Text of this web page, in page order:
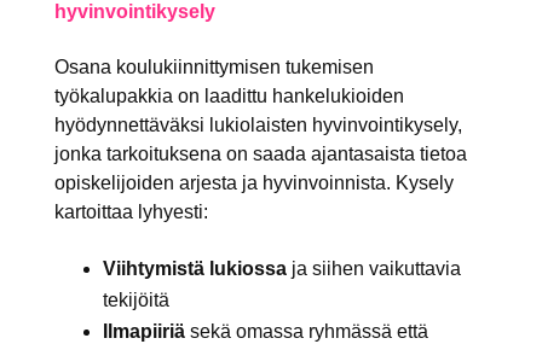
hyvinvointikysely
Osana koulukiinnittymisen tukemisen
työkalupakkia on laadittu hankelukioiden
hyödynnettäväksi lukiolaisten hyvinvointikysely,
jonka tarkoituksena on saada ajantasaista tietoa
opiskelijoiden arjesta ja hyvinvoinnista. Kysely
kartoittaa lyhyesti:
Viihtymistä lukiossaja siihen vaikuttavia
tekijöitä
Ilmapiiriäsekä omassa ryhmässä että